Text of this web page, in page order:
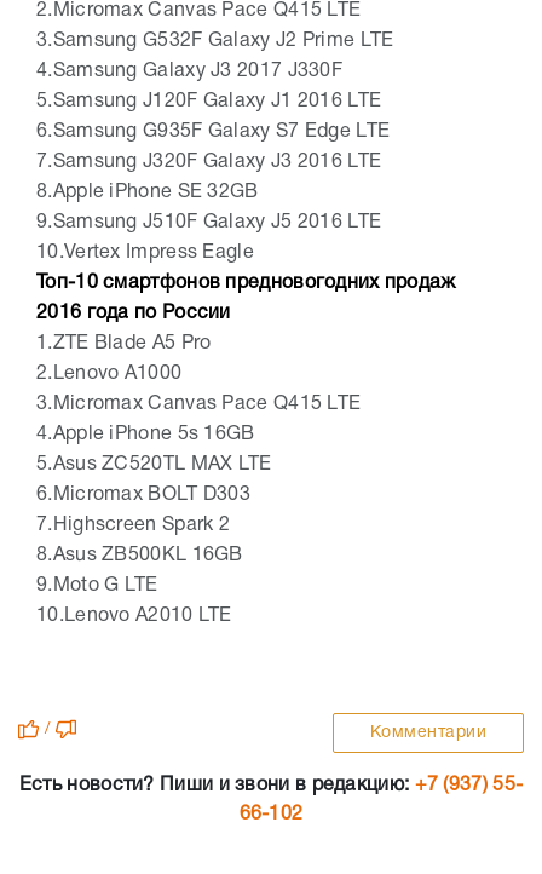
2.Micromax Canvas Pace Q415 LTE
3.Samsung G532F Galaxy J2 Prime LTE
4.Samsung Galaxy J3 2017 J330F
5.Samsung J120F Galaxy J1 2016 LTE
6.Samsung G935F Galaxy S7 Edge LTE
7.Samsung J320F Galaxy J3 2016 LTE
8.Apple iPhone SE 32GB
9.Samsung J510F Galaxy J5 2016 LTE
10.Vertex Impress Eagle
Топ-10 смартфонов предновогодних продаж
2016 года по России
1.ZTE Blade A5 Pro
2.Lenovo A1000
3.Micromax Canvas Pace Q415 LTE
4.Apple iPhone 5s 16GB
5.Asus ZC520TL MAX LTE
6.Micromax BOLT D303
7.Highscreen Spark 2
8.Asus ZB500KL 16GB
9.Moto G LTE
10.Lenovo A2010 LTE
/ Комментарии
Есть новости? Пиши и звони в редакцию: +7 (937) 55-
66-102